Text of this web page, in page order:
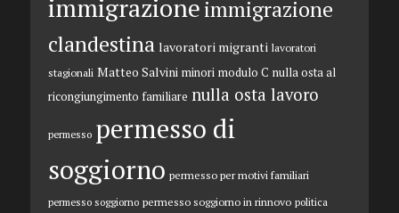
immigrazioneimmigrazione
clandestina lavoratori migranti lavoratori
stagionali Matteo Salvini minori modulo C nulla osta al
ricongiungimento familiare nulla osta lavoro
permesso permesso di
soggiorno permesso per motivi familiari
permesso soggiorno permesso soggiorno in rinnovo politica